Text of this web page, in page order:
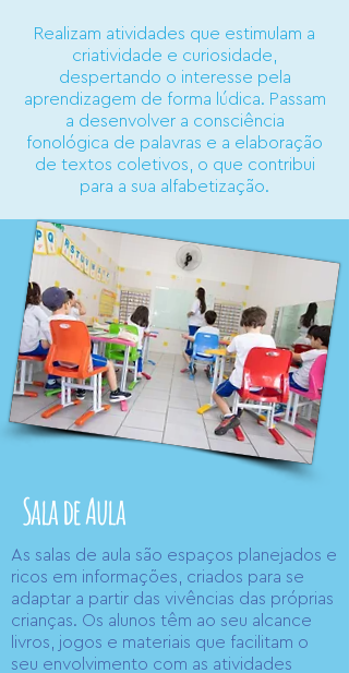
Realizam atividades que estimulam a
criatividade e curiosidade,
despertando o interesse pela
aprendizagem de forma lúdica. Passam
a desenvolver a consciência
fonológica de palavras e a elaboração
de textos coletivos, o que contribui
para a sua alfabetização.
Sala de Aula
As salas de aula são espaços planejados e
ricos em informações, criados para se
adaptar a partir das vivências das próprias
crianças. Os alunos têm ao seu alcance
livros, jogos e materiais que facilitam o
seu envolvimento com as atividades